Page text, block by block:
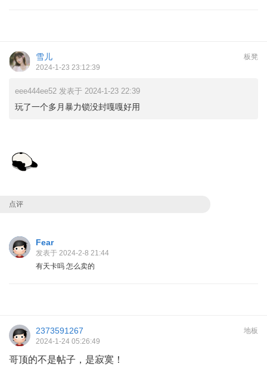
板凳
雪儿
2024-1-23 23:12:39
eee444ee52 发表于 2024-1-23 22:39
玩了一个多月暴力锁没封嘎嘎好用
点评
Fear
发表于 2024-2-8 21:44
有天卡吗 怎么卖的
地板
2373591267
2024-1-24 05:26:49
哥顶的不是帖子，是寂寞！